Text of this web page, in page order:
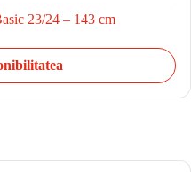
23/24 – 143 cm